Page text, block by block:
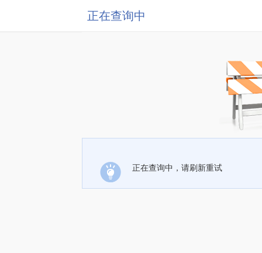
正在查询中
正在查询中，请刷新重试